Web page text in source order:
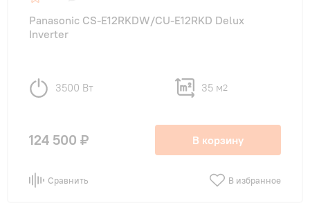
Panasonic CS-E12RKDW/CU-E12RKD Delux
Inverter
3500 Вт 35 м2
124 500 ₽ В корзину
Сравнить В избранное